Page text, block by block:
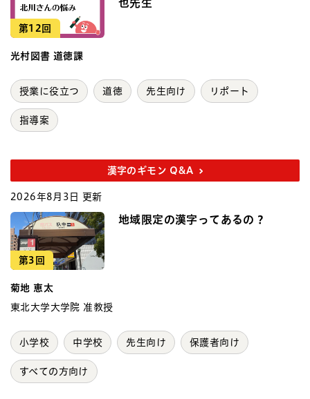
第12回
也先生
光村図書 道徳課
授業に役立つ 道徳 先生向け リポート
指導案
漢字のギモン Q&A
2026年8月3日 更新
第3回
地域限定の漢字ってあるの？
菊地 恵太
東北大学大学院 准教授
小学校 中学校 先生向け 保護者向け
すべての方向け